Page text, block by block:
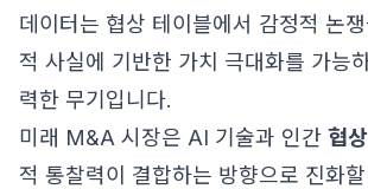
데이터는 협상 테이블에서 감정적 논
적 사실에 기반한 가치 극대화를 가능
력한 무기입니다.
미래 M&A 시장은 AI 기술과 인간 협
적 통찰력이 결합하는 방향으로 진화